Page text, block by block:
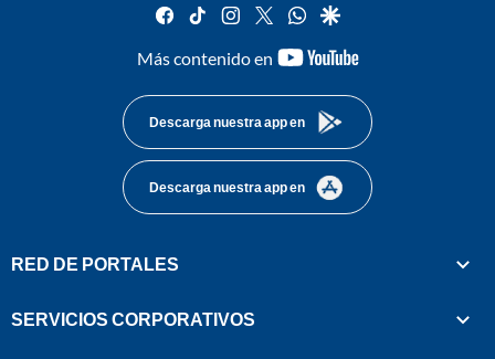
facebook
tiktok instagram
twitterwhatsapp
google
Más contenido en
youtube-
Descarga nuestra app en
Descarga nuestra app en
RED DE PORTALES
SERVICIOS CORPORATIVOS